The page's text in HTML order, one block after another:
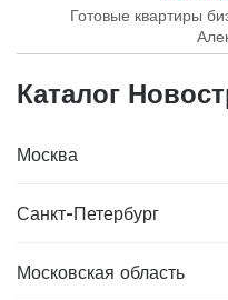
Готовые квартиры
Каталог
Москва
Санкт-Петербург
Московская область